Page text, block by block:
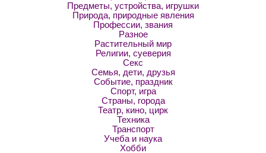
Предметы, устройства, игрушки
Природа, природные явления
Профессии, звания
Разное
Растительный мир
Религии, суеверия
Секс
Семья, дети, друзья
Событие, праздник
Спорт, игра
Страны, города
Театр, кино, цирк
Техника
Транспорт
Учеба и наука
Хобби